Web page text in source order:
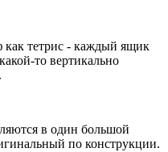
тетрис - каждый ящик
то вертикально
в один большой
по конструкции.